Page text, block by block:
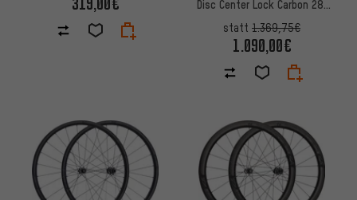
Disc Center Lock Carbon 28"
statt 1.369,75€
1.090,00€